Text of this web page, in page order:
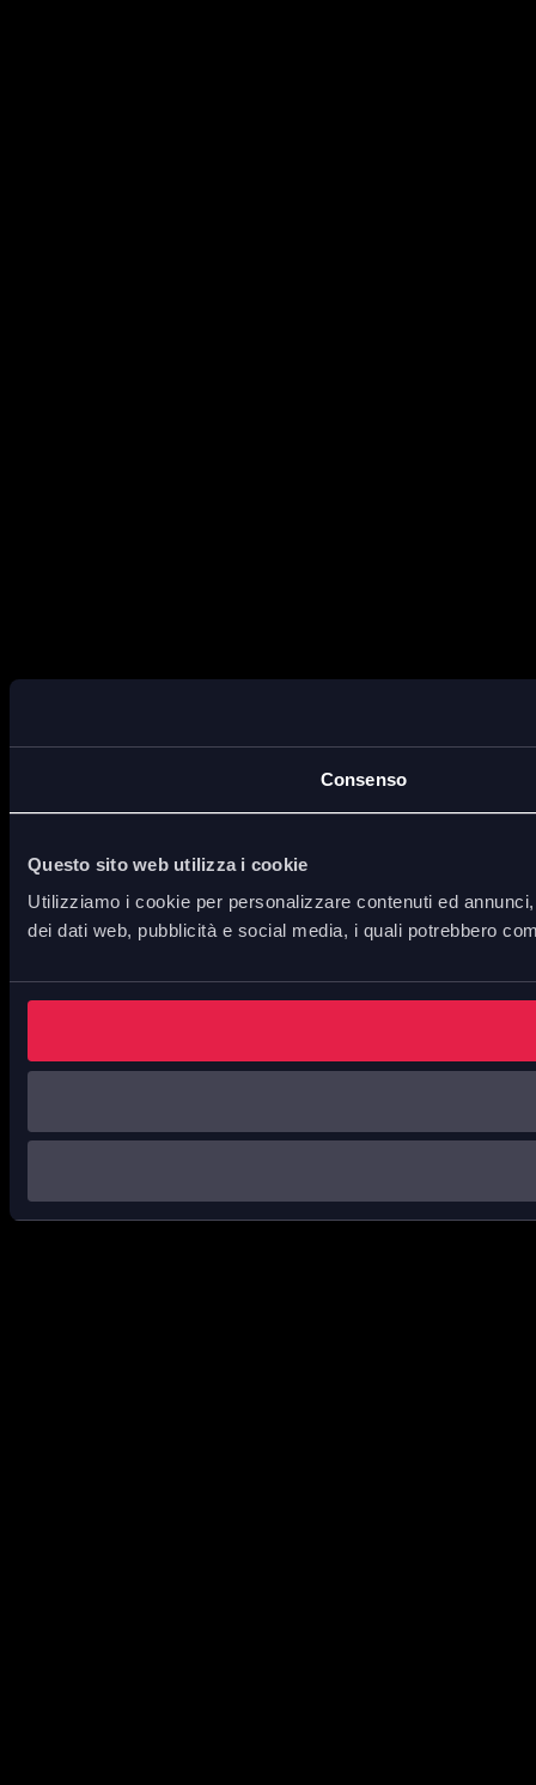
Consenso
Questo sito web utilizza i cookie
Utilizziamo i cookie per personalizzare contenuti ed
dei dati web, pubblicità e social media, i quali potrebbero